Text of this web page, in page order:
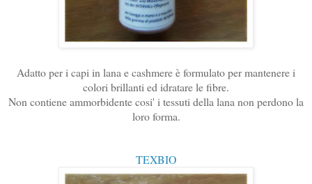
Adatto per i capi in lana e cashmere è formulato per mantenere i
colori brillanti ed idratare le fibre.
Non contiene ammorbidente cosi' i tessuti della lana non perdono la
loro forma.
TEXBIO